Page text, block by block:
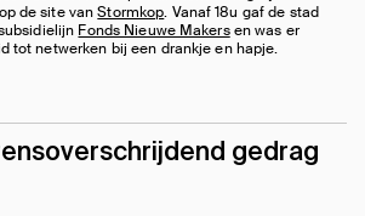
de site vanStormkop. Vanaf 18u gaf de stad
Fonds Nieuwe Makersen was er
tot netwerken bij een drankje en hapje.
gedrag